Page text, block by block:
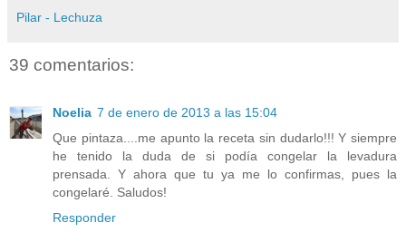
Pilar - Lechuza
39 comentarios:
Noelia 7 de enero de 2013 a las 15:04
Que pintaza....me apunto la receta sin dudarlo!!! Y siempre
he tenido la duda de si podía congelar la levadura
prensada. Y ahora que tu ya me lo confirmas, pues la
congelaré. Saludos!
Responder